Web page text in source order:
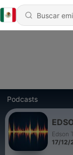
Podcasts
Edson
17/12/